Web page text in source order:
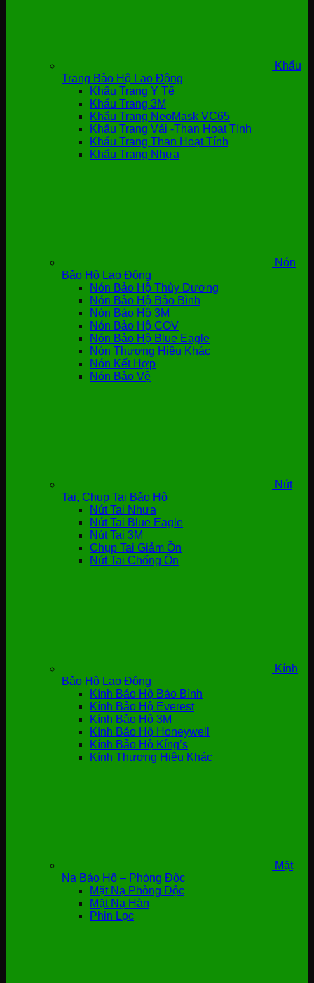
Khẩu
Trang Bảo Hộ Lao Động
Khẩu Trang Y Tế
Khẩu Trang 3M
Khẩu Trang NeoMask VC65
Khẩu Trang Vải -Than Hoạt Tính
Khẩu Trang Than Hoạt Tính
Khẩu Trang Nhựa
Nón
Bảo Hộ Lao Động
Nón Bảo Hộ Thùy Dương
Nón Bảo Hộ Bảo Bình
Nón Bảo Hộ 3M
Nón Bảo Hộ COV
Nón Bảo Hộ Blue Eagle
Nón Thương Hiệu Khác
Nón Kết Hợp
Nón Bảo Vệ
Nút
Tai, Chụp Tai Bảo Hộ
Nút Tai Nhựa
Nút Tai Blue Eagle
Nút Tai 3M
Chụp Tai Giảm Ồn
Nút Tai Chống Ồn
Kính
Bảo Hộ Lao Động
Kính Bảo Hộ Bảo Bình
Kính Bảo Hộ Everest
Kính Bảo Hộ 3M
Kính Bảo Hộ Honeywell
Kính Bảo Hộ Kíng’s
Kính Thương Hiệu Khác
Mặt
Nạ Bảo Hộ – Phòng Độc
Mặt Nạ Phòng Độc
Mặt Nạ Hàn
Phin Lọc